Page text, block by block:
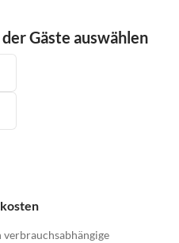
Gäste auswählen
verbrauchsabhängige